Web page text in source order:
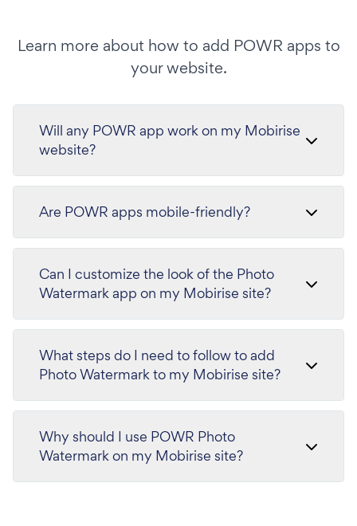
Learn more about how to add POWR apps to
your website.
Will any POWR app work on my Mobirise
website?
Are POWR apps mobile-friendly?
Can I customize the look of the Photo
Watermark app on my Mobirise site?
What steps do I need to follow to add
Photo Watermark to my Mobirise site?
Why should I use POWR Photo
Watermark on my Mobirise site?